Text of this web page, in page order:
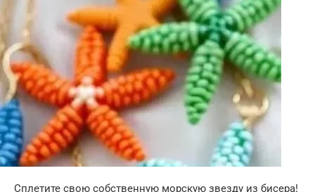
Сплетите свою собственную морскую звезду из бисера!